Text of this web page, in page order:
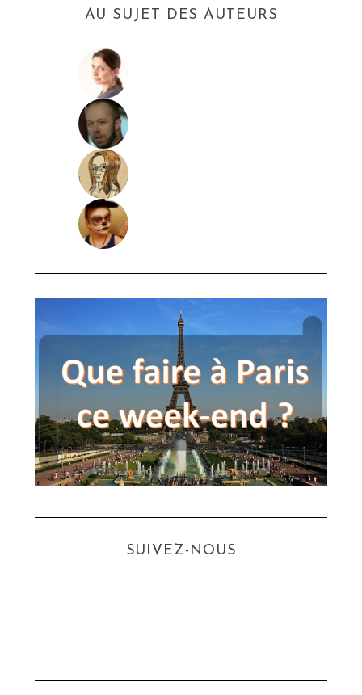
AU SUJET DES AUTEURS
SUIVEZ-NOUS